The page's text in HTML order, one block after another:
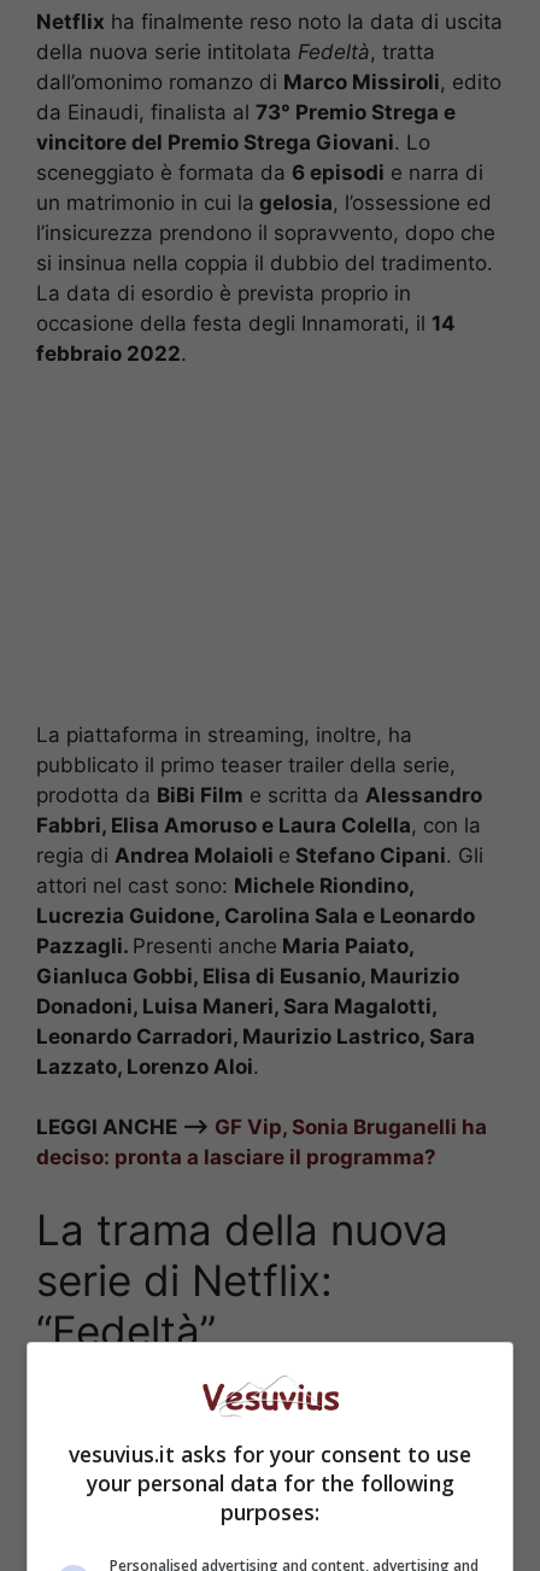
Netflix ha finalmente reso noto la data di uscita
della nuova serie intitolata Fedeltà, tratta
dall’omonimo romanzo di Marco Missiroli, edito
da Einaudi, finalista al 73° Premio Strega e
vincitore del Premio Strega Giovani. Lo
sceneggiato è formata da 6 episodi e narra di
un matrimonio in cui la gelosia, l’ossessione ed
l’insicurezza prendono il sopravvento, dopo che
si insinua nella coppia il dubbio del tradimento.
La data di esordio è prevista proprio in
occasione della festa degli Innamorati, il 14
febbraio 2022.
La piattaforma in streaming, inoltre, ha
pubblicato il primo teaser trailer della serie,
prodotta da BiBi Film e scritta da Alessandro
Fabbri, Elisa Amoruso e Laura Colella, con la
regia di Andrea Molaioli e Stefano Cipani. Gli
attori nel cast sono: Michele Riondino,
Lucrezia Guidone, Carolina Sala e Leonardo
Pazzagli. Presenti anche Maria Paiato,
Gianluca Gobbi, Elisa di Eusanio, Maurizio
Donadoni, Luisa Maneri, Sara Magalotti,
Leonardo Carradori, Maurizio Lastrico, Sara
Lazzato, Lorenzo Aloi.
LEGGI ANCHE —> GF Vip, Sonia Bruganelli ha
deciso: pronta a lasciare il programma?
La trama della nuova
serie di Netflix:
“Fedeltà”
vesuvius.it asks for your consent to use
your personal data for the following
purposes:
Personalised advertising and content, advertising and